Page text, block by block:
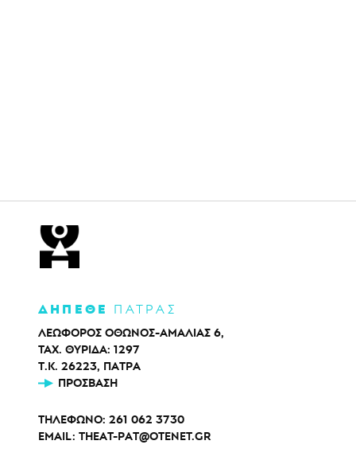
ΔΗΠΕΘΕ ΠΑΤΡΑΣ
ΛΕΩΦΟΡΟΣ ΟΘΩΝΟΣ-ΑΜΑΛΙΑΣ 6,
ΤΑΧ. ΘΥΡΙΔΑ: 1297
Τ.Κ. 26223, ΠΑΤΡΑ
ΠΡΌΣΒΑΣΗ
ΤΗΛΕΦΩΝΟ: 261 062 3730
EMAIL: THEAT-PAT@OTENET.GR